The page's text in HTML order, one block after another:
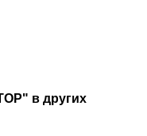
в других